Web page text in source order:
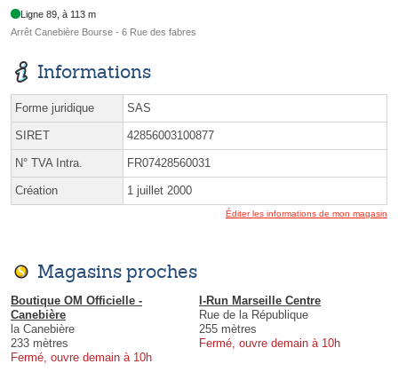
Ligne 89, à 113 m
Arrêt Canebière Bourse - 6 Rue des fabres
Informations
Forme juridique SAS
SIRET 42856003100877
N° TVA Intra. FR07428560031
Création 1 juillet 2000
Éditer les informations de mon magasin
Magasins proches
Boutique OM Officielle -
Canebière
la Canebière
233 mètres
Fermé, ouvre demain à 10h
I-Run Marseille Centre
Rue de la République
255 mètres
Fermé, ouvre demain à 10h